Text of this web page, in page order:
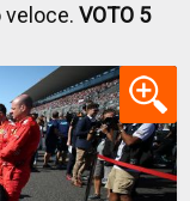
veloce.VOTO 5